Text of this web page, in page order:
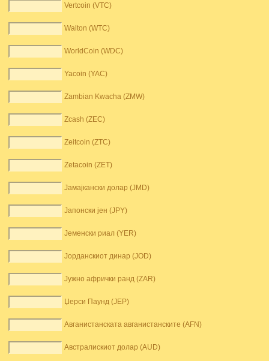
Vertcoin (VTC)
Walton (WTC)
WorldCoin (WDC)
Yacoin (YAC)
Zambian Kwacha (ZMW)
Zcash (ZEC)
Zeitcoin (ZTC)
Zetacoin (ZET)
Јамајкански долар (JMD)
Јапонски јен (JPY)
Јеменски риал (YER)
Јорданскиот динар (JOD)
Јужно афрички ранд (ZAR)
Џерси Паунд (JEP)
Авганистанската авганистанските (AFN)
Австралискиот долар (AUD)